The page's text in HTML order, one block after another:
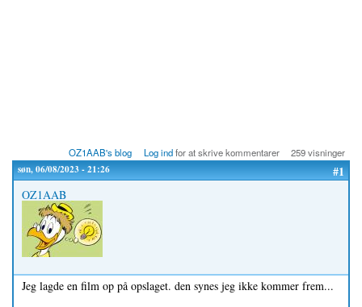
OZ1AAB's blog Log indfor at skrive kommentarer 259 visninger
søn, 06/08/2023 - 21:26 #1
OZ1AAB
Jeg lagde en film op på opslaget. den synes jeg ikke kommer frem...